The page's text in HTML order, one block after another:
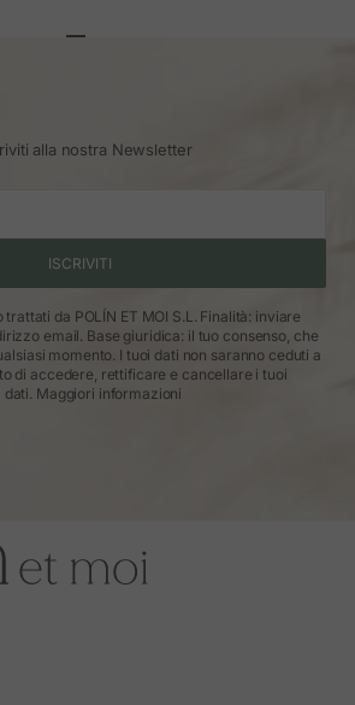
alla nostra Newsletter
ISCRIVITI
trattati da POLÍN ET MOI S.L. Finalità: inviare
email. Base giuridica: il tuo consenso, che
momento. I tuoi dati non saranno ceduti a
di accedere, rettificare e cancellare i tuoi
dati. Maggiori informazioni